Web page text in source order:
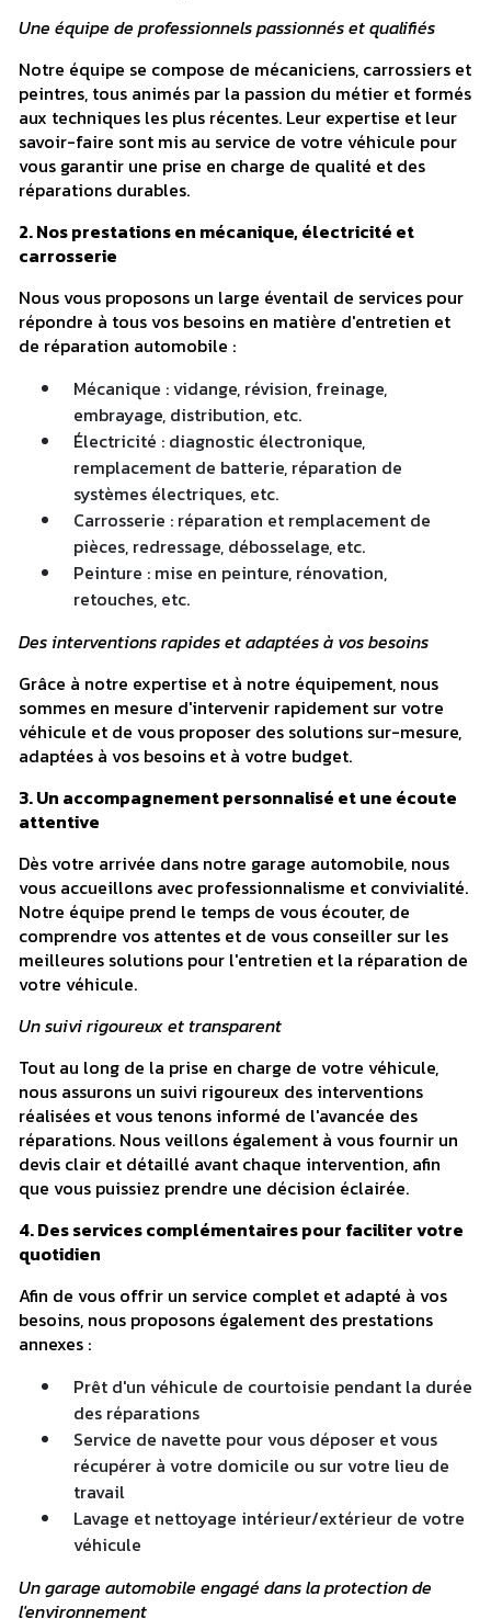
Une équipe de professionnels passionnés et qualifiés
Notre équipe se compose de mécaniciens, carrossiers et
peintres, tous animés par la passion du métier et formés
aux techniques les plus récentes. Leur expertise et leur
savoir-faire sont mis au service de votre véhicule pour
vous garantir une prise en charge de qualité et des
réparations durables.
2. Nos prestations en mécanique, électricité et
carrosserie
Nous vous proposons un large éventail de services pour
répondre à tous vos besoins en matière d'entretien et
de réparation automobile :
Mécanique : vidange, révision, freinage,
embrayage, distribution, etc.
Électricité : diagnostic électronique,
remplacement de batterie, réparation de
systèmes électriques, etc.
Carrosserie : réparation et remplacement de
pièces, redressage, débosselage, etc.
Peinture : mise en peinture, rénovation,
retouches, etc.
Des interventions rapides et adaptées à vos besoins
Grâce à notre expertise et à notre équipement, nous
sommes en mesure d'intervenir rapidement sur votre
véhicule et de vous proposer des solutions sur-mesure,
adaptées à vos besoins et à votre budget.
3. Un accompagnement personnalisé et une écoute
attentive
Dès votre arrivée dans notre garage automobile, nous
vous accueillons avec professionnalisme et convivialité.
Notre équipe prend le temps de vous écouter, de
comprendre vos attentes et de vous conseiller sur les
meilleures solutions pour l'entretien et la réparation de
votre véhicule.
Un suivi rigoureux et transparent
Tout au long de la prise en charge de votre véhicule,
nous assurons un suivi rigoureux des interventions
réalisées et vous tenons informé de l'avancée des
réparations. Nous veillons également à vous fournir un
devis clair et détaillé avant chaque intervention, afin
que vous puissiez prendre une décision éclairée.
4. Des services complémentaires pour faciliter votre
quotidien
Afin de vous offrir un service complet et adapté à vos
besoins, nous proposons également des prestations
annexes :
Prêt d'un véhicule de courtoisie pendant la durée
des réparations
Service de navette pour vous déposer et vous
récupérer à votre domicile ou sur votre lieu de
travail
Lavage et nettoyage intérieur/extérieur de votre
véhicule
Un garage automobile engagé dans la protection de
l'environnement